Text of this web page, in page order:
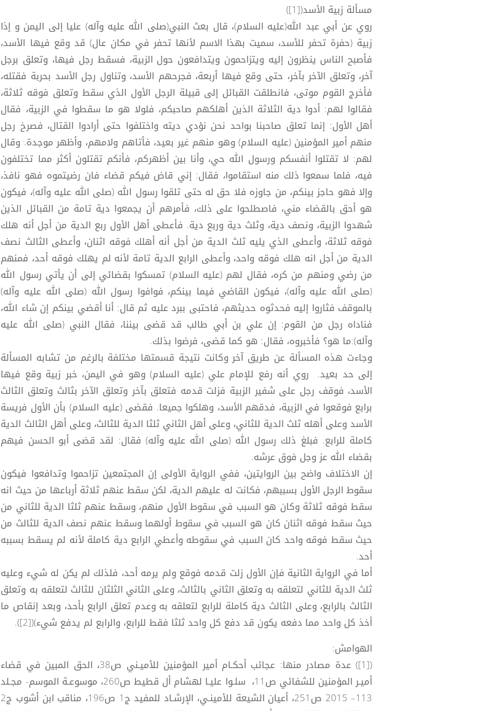
مسألة زبية الأسد([1])
روي عن أبي عبد الله(عليه السلام)، قال بعث النبي(صلى الله عليه وآله) عليا إلى اليمن و إذا
زبية (حفرة تحفر للأسد، سميت بهذا الاسم لأنها تحفر في مكان عال) قد وقع فيها الأسد،
فأصبح الناس ينظرون إليه ويتزاحمون ويتدافعون حول الزبية، فسقط رجل فيها، وتعلق برجل
آخر، وتعلق الآخر بآخر، حتى وقع فيها أربعة، فجرحهم الأسد، وتناول رجل الأسد بحربة فقتله،
فأخرج القوم موتى، فانطلقت القبائل إلى قبيلة الرجل الأول الذي سقط وتعلق فوقه ثلاثة،
فقالوا لهم: أدوا دية الثلاثة الذين أهلكهم صاحبكم، فلولا هو ما سقطوا في الزبية، فقال
أهل الأول: إنما تعلق صاحبنا بواحد نحن نؤدي ديته واختلفوا حتى أرادوا القتال، فصرخ رجل
منهم أمير المؤمنين (عليه السلام) وهو منهم غير بعيد، فأتاهم ولامهم، وأظهر موجدة. وقال
لهم: لا تقتلوا أنفسكم ورسول الله حي، وأنا بين أظهركم، فأنكم تقتلون أكثر مما تختلفون
فيه، فلما سمعوا ذلك منه استقاموا، فقال: إني قاض فيكم قضاء فان رضيتموه فهو نافذ،
وإلا فهو حاجز بينكم، من جاوزه فلا حق له حتى تلقوا رسول الله (صلى الله عليه وآله)، فيكون
هو أحق بالقضاء مني، فاصطلحوا على ذلك، فأمرهم أن يجمعوا دية تامة من القبائل الذين
شهدوا الزبية، ونصف دية، وثلث دية وربع دية. فأعطى أهل الأول ربع الدية من أجل أنه هلك
فوقه ثلاثة، وأعطى الذي يليه ثلث الدية من أجل أنه أهلك فوقه اثنان، وأعطى الثالث نصف
الدية من أجل انه هلك فوقه واحد، وأعطى الرابع الدية تامة لأنه لم يهلك فوقه أحد، فمنهم
من رضي ومنهم من كره، فقال لهم (عليه السلام) تمسكوا بقضائي إلى أن يأتي رسول الله
(صلى الله عليه وآله)، فيكون القاضي فيما بينكم، فوافوا رسول الله (صلى الله عليه وآله)
بالموقف فثاروا إليه فحدثوه حديثهم، فاحتبى ببرد عليه ثم قال: أنا أقضي بينكم إن شاء الله،
فناداه رجل من القوم: إن علي بن أبي طالب قد قضى بيننا، فقال النبي (صلى الله عليه
وآله):ما هو؟ فأخبروه، فقال: هو كما قضى، فرضوا بذلك.
وجاءت هذه المسألة عن طريق آخر وكانت نتيجة قسمتها مختلفة بالرغم من تشابه المسألة
إلى حد بعيد. روي أنه رفع للإمام علي (عليه السلام) وهو في اليمن، خبر زبية وقع فيها
الأسد، فوقف رجل على شفير الزبية فزلت قدمه فتعلق بآخر وتعلق الآخر بثالث وتعلق الثالث
برابع فوقعوا في الزبية، فدقهم الأسد، وهلكوا جميعا. فقضى (عليه السلام) بأن الأول فريسة
الأسد وعلى أهله ثلث الدية للثاني، وعلى أهل الثاني ثلثا الدية للثالث، وعلى أهل الثالث الدية
كاملة للرابع. فبلغ ذلك رسول الله (صلى الله عليه وآله) فقال: لقد قضى أبو الحسن فيهم
بقضاء الله عز وجل فوق عرشه.
إن الاختلاف واضح بين الروايتين، ففي الرواية الأولى إن المجتمعين تزاحموا وتدافعوا فيكون
سقوط الرجل الأول بسببهم، فكانت له عليهم الدية، لكن سقط عنهم ثلاثة أرباعها من حيث انه
سقط فوقه ثلاثة وكان هو السبب في سقوط الأول منهم، وسقط عنهم ثلثا الدية للثاني من
حيث سقط فوقه اثنان كان هو السبب في سقوط أولهما وسقط عنهم نصف الدية للثالث من
حيث سقط فوقه واحد كان السبب في سقوطه وأعطي الرابع دية كاملة لأنه لم يسقط بسببه
أحد.
أما في الرواية الثانية فإن الأول زلت قدمه فوقع ولم يرمه أحد، فلذلك لم يكن له شيء وعليه
ثلث الدية للثاني لتعلقه به وتعلق الثاني بالثالث، وعلى الثاني الثلثان للثالث لتعلقه به وتعلق
الثالث بالرابع، وعلى الثالث دية كاملة للرابع لتعلقه به وعدم تعلق الرابع بأحد، وبعد إنقاص ما
أخذ كل واحد مما دفعه يكون قد دفع كل واحد ثلثا فقط للرابع، والرابع لم يدفع شيء)([2]).
الهوامش:
([1]) عدة مصادر منها: عجائب أحكـام أمير المؤمنين للأميـني ص38، الحق المبين في قضاء
أميـر المؤمنين للشفائي ص11، سلـوا عليـا لهشام أل قطيط ص260، موسوعـة الموسم- مجـلد
113– 2015 ص251، أعيان الشيعة للأمينـي، الإرشـاد للمفيد ج1 ص196، مناقب ابن أشوب ج2